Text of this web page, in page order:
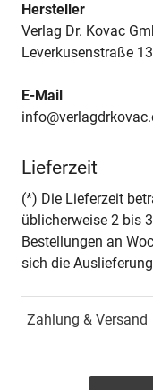
Hersteller
Verlag Dr. Kovac
Leverkusenstraße
E-Mail
Lieferzeit
(*) Die Lieferzeit
üblicherweise 2 bis
Bestellungen an
sich die
Zahlung & Versand